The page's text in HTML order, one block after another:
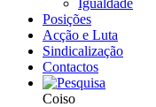
Posições
Acção e Luta
Sindicalização
Contactos
Coiso